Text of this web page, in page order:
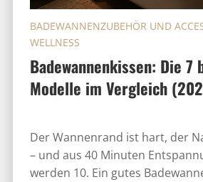
Badewannenkissen: Die 7
Modelle im Vergleich
BADEWANNENZUBEHÖR UND
WELLNESS
Der Wannenrand ist hart, der
– und aus 40 Minuten
werden 10. Ein gutes